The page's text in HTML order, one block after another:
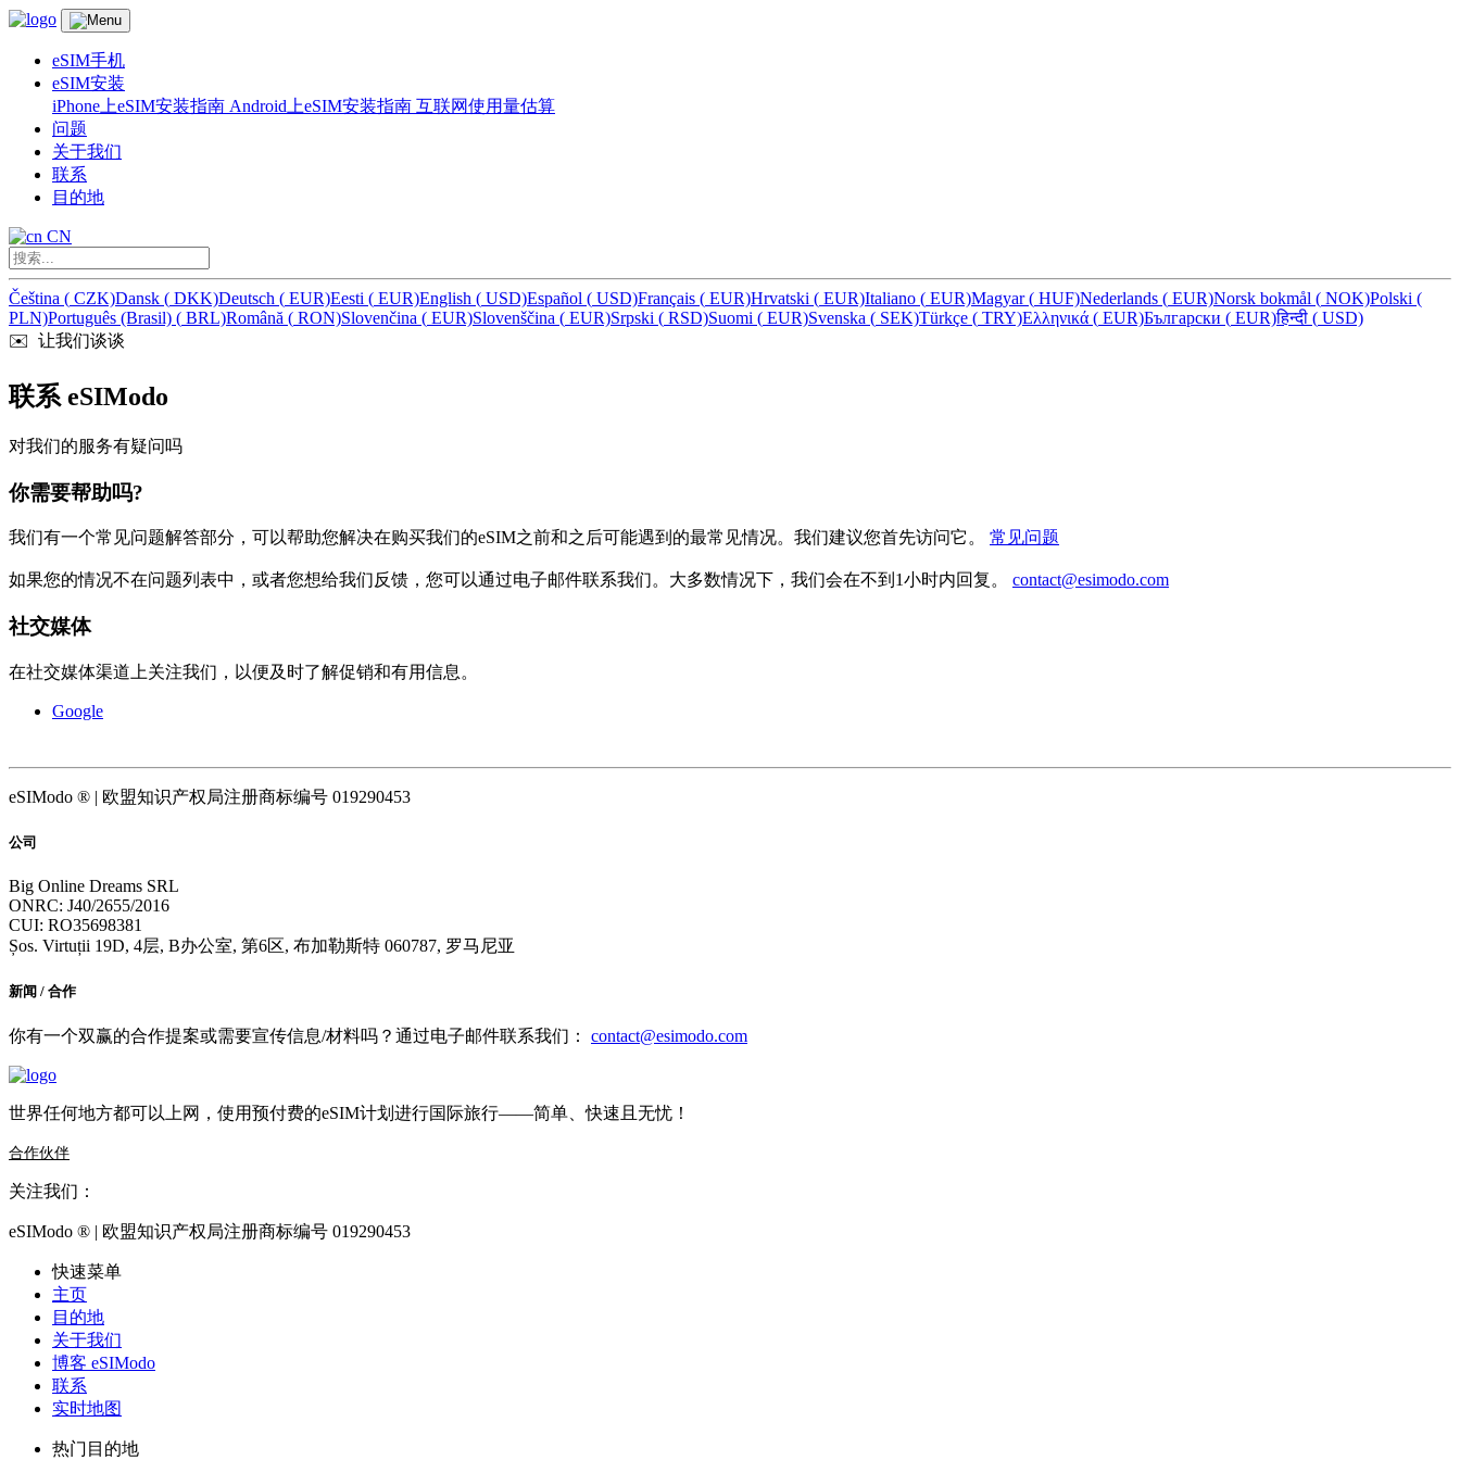
eSIM手机
eSIM安装
iPhone上eSIM安装指南 Android上eSIM安装指南 互联网使用量估算
问题
关于我们
联系
目的地
CN
Čeština ( CZK)Dansk ( DKK)Deutsch ( EUR)Eesti ( EUR)English ( USD)Español ( USD)Français ( EUR)Hrvatski ( EUR)Italiano ( EUR)Magyar( HUF)Nederlands ( EUR)Norsk bokmål ( NOK)Polski (
PLN)Português (Brasil) ( BRL)Română ( RON)Slovenčina ( EUR)Slovenščina ( EUR)Srpski ( RSD)Suomi ( EUR)Svenska ( SEK)Türkçe ( TRY)Ελληνικά ( EUR)Български ( EUR)हिन्दी ( USD)
✉️️ 让我们谈谈
联系 eSIModo
对我们的服务有疑问吗
你需要帮助吗?
我们有一个常见问题解答部分，可以帮助您解决在购买我们的eSIM之前和之后可能遇到的最常见情况。我们建议您首先访问它。 常见问题
如果您的情况不在问题列表中，或者您想给我们反馈，您可以通过电子邮件联系我们。大多数情况下，我们会在不到1小时内回复。 contact@esimodo.com
社交媒体
在社交媒体渠道上关注我们，以便及时了解促销和有用信息。
Google
eSIModo ® | 欧盟知识产权局注册商标编号 019290453
公司
Big Online Dreams SRL
ONRC: J40/2655/2016
CUI: RO35698381
Șos. Virtuții 19D, 4层, B办公室, 第6区, 布加勒斯特 060787, 罗马尼亚
新闻 / 合作
你有一个双赢的合作提案或需要宣传信息/材料吗？通过电子邮件联系我们： contact@esimodo.com
世界任何地方都可以上网，使用预付费的eSIM计划进行国际旅行——简单、快速且无忧！
合作伙伴
关注我们：
eSIModo ® | 欧盟知识产权局注册商标编号 019290453
快速菜单
主页
目的地
关于我们
博客 eSIModo
联系
实时地图
热门目的地